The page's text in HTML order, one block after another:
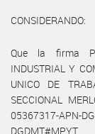
CONSIDERANDO:
Que la firma
INDUSTRIAL Y
UNICO DE
SECCIONAL
05367317-APN-
DGDMT#MPYT.